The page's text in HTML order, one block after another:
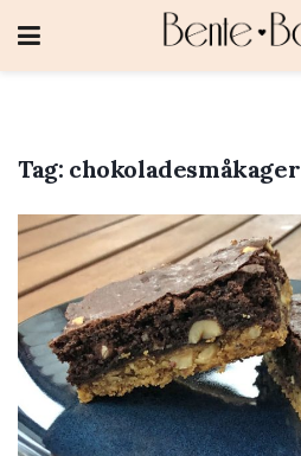
Tag: chokoladesmåkager